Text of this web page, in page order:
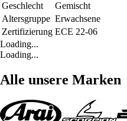
Geschlecht
Gemischt
Altersgruppe Erwachsene
Zertifizierung ECE 22-06
Loading...
Loading...
Alle unsere Marken